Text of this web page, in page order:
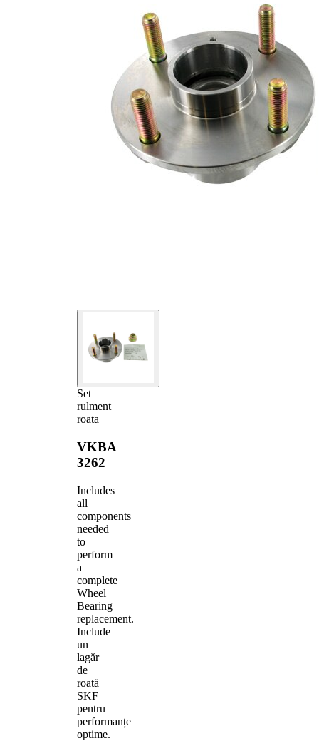
Set
rulment
roata
VKBA
3262
Includes
all
components
needed
to
perform
a
complete
Wheel
Bearing
replacement.
Include
un
lagăr
de
roată
SKF
pentru
performanțe
optime.
Listă de piese de schimb
Număr
articol
Cantitate
SKF00745
Caiet
service
SKF03024 1
Piulita SKF04647 1